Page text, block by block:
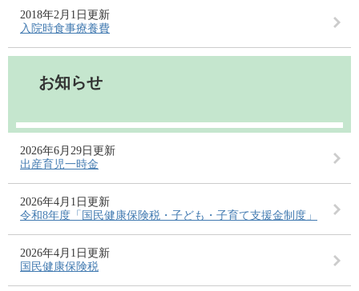
2018年2月1日更新
入院時食事療養費
お知らせ
2026年6月29日更新
出産育児一時金
2026年4月1日更新
令和8年度「国民健康保険税・子ども・子育て支援金制度」
2026年4月1日更新
国民健康保険税